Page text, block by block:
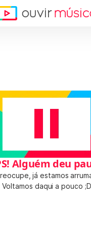
Alguém deu
já estamos
Voltamos daqui a pouco ;D